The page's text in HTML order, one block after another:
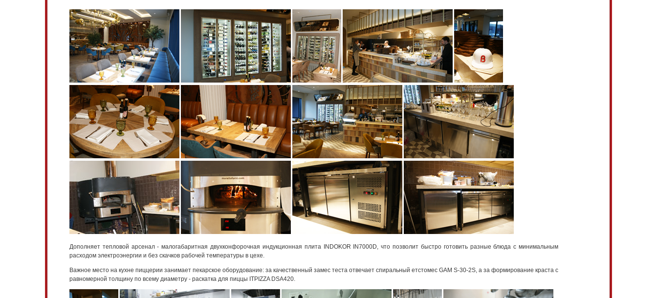
Дополняет тепловой арсенал - малогабаритная двухконфорочная индукционная плита INDOKOR IN7000D, что позволит быстро готовить разные блюда с минимальным
расходом электроэнергии и без скачков рабочей температуры в цехе.
Важное место на кухне пиццерии занимает пекарское оборудование: за качественный замес теста отвечает спиральный етстомес GAM S-30-2S, а за формирование краста с
равномерной толщину по всему диаметру - раскатка для пиццы ITPIZZA DSA420.